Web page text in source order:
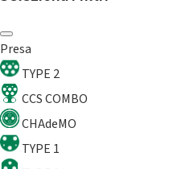
Presa
TYPE 2
CCS COMBO
CHAdeMO
TYPE 1